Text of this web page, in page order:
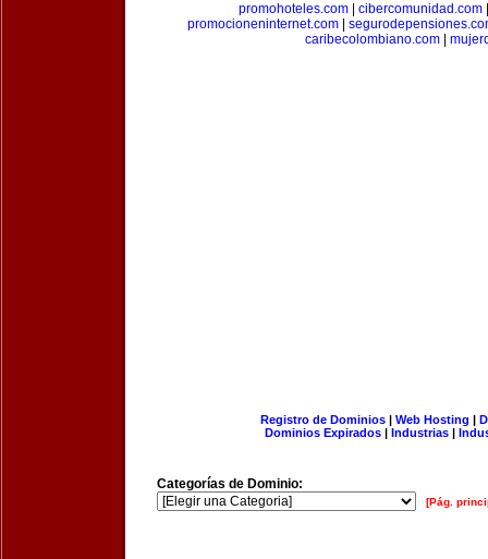
promohoteles.com
cibercomunidad.com
promocioneninternet.com|
caribecolombiano.com|
Registro de Dominios| Web Hosting |
Dominios Expirados | Industrias |
Categorías de Dominio:
[Pág.